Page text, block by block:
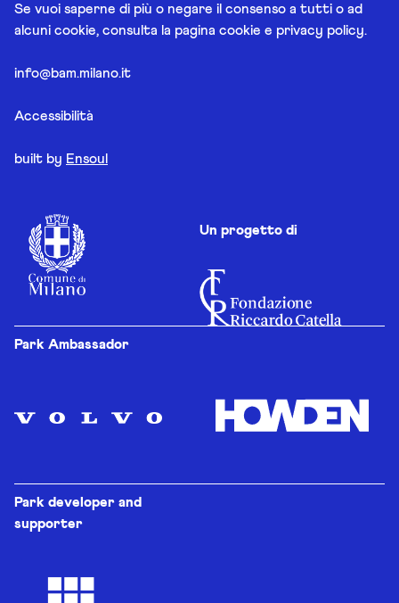
Se vuoi saperne di più o negare il consenso a tutti o ad
alcuni cookie, consulta la pagina cookie e privacy policy.
info@bam.milano.it
Accessibilità
built by Ensoul
Un progetto di
Park Ambassador
Park developer and
supporter